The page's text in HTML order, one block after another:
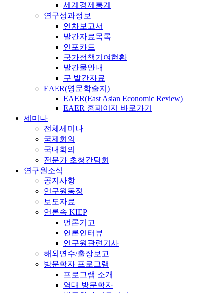
세계경제통계
연구성과정보
연차보고서
발간자료목록
인포카드
국가정책기여현황
발간물안내
구 발간자료
EAER(영문학술지)
EAER(East Asian Economic Review)
EAER 홈페이지 바로가기
세미나
전체세미나
국제회의
국내회의
전문가 초청간담회
연구원소식
공지사항
연구원동정
보도자료
언론속 KIEP
언론기고
언론인터뷰
연구원관련기사
해외연수/출장보고
방문학자 프로그램
프로그램 소개
역대 방문학자